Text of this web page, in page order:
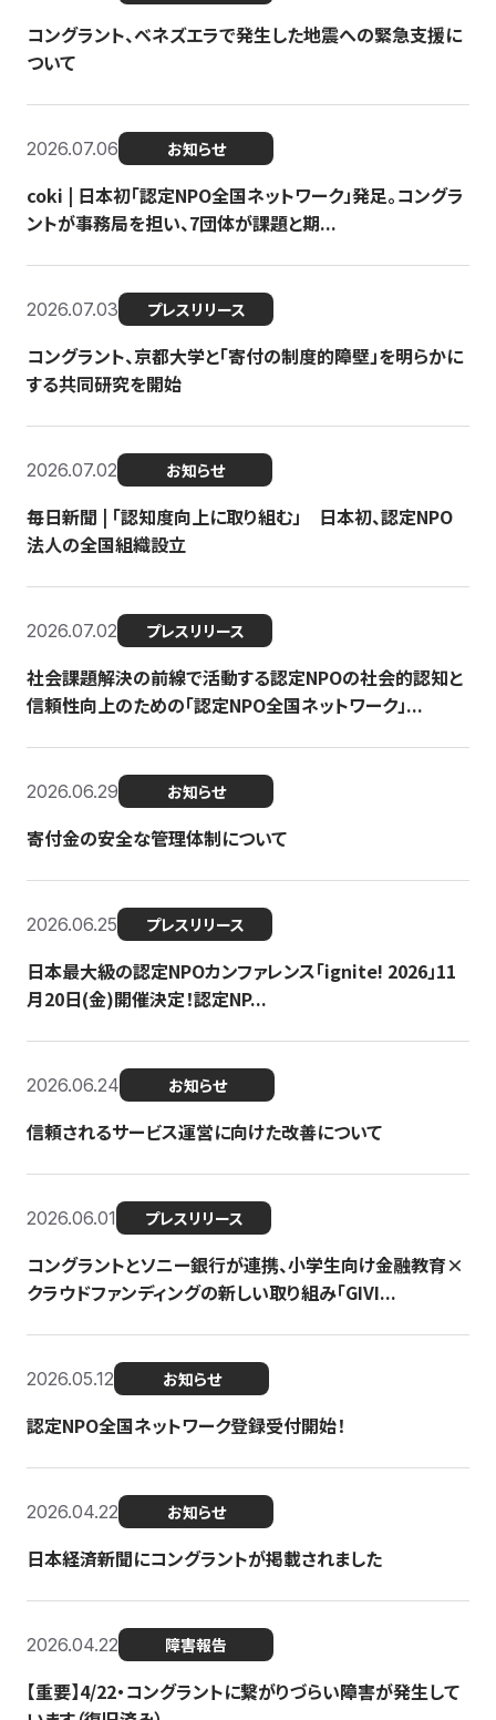
コングラント、ベネズエラで発生した地震への緊急支援に
ついて
2026.07.06 お知らせ
coki | 日本初「認定NPO全国ネットワーク」発足。コングラ
ントが事務局を担い、7団体が課題と期...
2026.07.03 プレスリリース
コングラント、京都大学と「寄付の制度的障壁」を明らかに
する共同研究を開始
2026.07.02 お知らせ
毎日新聞 | 「認知度向上に取り組む」 日本初、認定NPO
法人の全国組織設立
2026.07.02 プレスリリース
社会課題解決の前線で活動する認定NPOの社会的認知と
信頼性向上のための「認定NPO全国ネットワーク」...
2026.06.29 お知らせ
寄付金の安全な管理体制について
2026.06.25 プレスリリース
日本最大級の認定NPOカンファレンス「ignite! 2026」11
月20日(金)開催決定！認定NP...
2026.06.24 お知らせ
信頼されるサービス運営に向けた改善について
2026.06.01 プレスリリース
コングラントとソニー銀行が連携、小学生向け金融教育×
クラウドファンディングの新しい取り組み「GIVI...
2026.05.12 お知らせ
認定NPO全国ネットワーク登録受付開始！
2026.04.22 お知らせ
日本経済新聞にコングラントが掲載されました
2026.04.22 障害報告
【重要】4/22・コングラントに繋がりづらい障害が発生して